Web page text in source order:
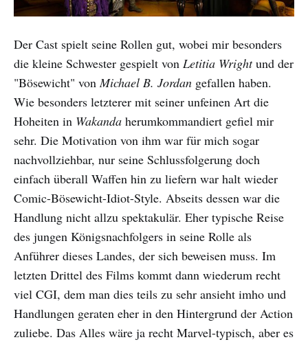
Der Cast spielt seine Rollen gut, wobei mir besonders
die kleine Schwester gespielt von Letitia Wrightund der
"Bösewicht" vonMichael B. Jordan gefallen haben.
Wie besonders letzterer mit seiner unfeinen Art die
Hoheiten in Wakanda herumkommandiert gefiel mir
sehr. Die Motivation von ihm war für mich sogar
nachvollziehbar, nur seine Schlussfolgerung doch
einfach überall Waffen hin zu liefern war halt wieder
Comic-Bösewicht-Idiot-Style. Abseits dessen war die
Handlung nicht allzu spektakulär. Eher typische Reise
des jungen Königsnachfolgers in seine Rolle als
Anführer dieses Landes, der sich beweisen muss. Im
letzten Drittel des Films kommt dann wiederum recht
viel CGI, dem man dies teils zu sehr ansieht imho und
Handlungen geraten eher in den Hintergrund der Action
zuliebe. Das Alles wäre ja recht Marvel-typisch, aber es